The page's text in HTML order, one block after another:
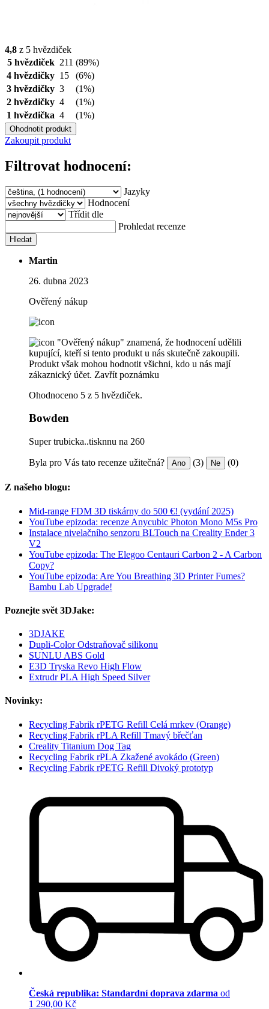
4,8 z 5 hvězdiček
5 hvězdiček 211 (89%)
4 hvězdičky 15
(6%)
3 hvězdičky 3
(1%)
2 hvězdičky 4
(1%)
1 hvězdička 4 (1%)
Ohodnotit produkt
Zakoupit produkt
Filtrovat hodnocení:
Jazyky
Hodnocení
Třídit dle
Prohledat recenze
Hledat
Martin
26. dubna 2023
Ověřený nákup
"Ověřený nákup" znamená, že hodnocení udělili
kupující, kteří si tento produkt u nás skutečně zakoupili.
Produkt však mohou hodnotit všichni, kdo u nás mají
zákaznický účet. Zavřít poznámku
Ohodnoceno 5 z 5 hvězdiček.
Bowden
Super trubicka..tisknnu na 260
Byla pro Vás tato recenze užitečná? Ano (3) Ne (0)
Z našeho blogu:
Mid-range FDM 3D tiskárny do 500 €! (vydání 2025)
YouTube epizoda: recenze Anycubic Photon Mono M5s Pro
Instalace nivelačního senzoru BLTouch na Creality Ender 3
V2
YouTube epizoda: The Elegoo Centauri Carbon 2 - A Carbon
Copy?
YouTube epizoda: Are You Breathing 3D Printer Fumes?
Bambu Lab Upgrade!
Poznejte svět 3DJake:
3DJAKE
Dupli-Color Odstraňovač silikonu
SUNLU ABS Gold
E3D Tryska Revo High Flow
Extrudr PLA High Speed Silver
Novinky:
Recycling Fabrik rPETG Refill Celá mrkev (Orange)
Recycling Fabrik rPLA Refill Tmavý břečťan
Creality Titanium Dog Tag
Recycling Fabrik rPLA Zkažené avokádo (Green)
Recycling Fabrik rPETG Refill Divoký prototyp
Česká republika: Standardní doprava zdarma od
1 290,00 Kč